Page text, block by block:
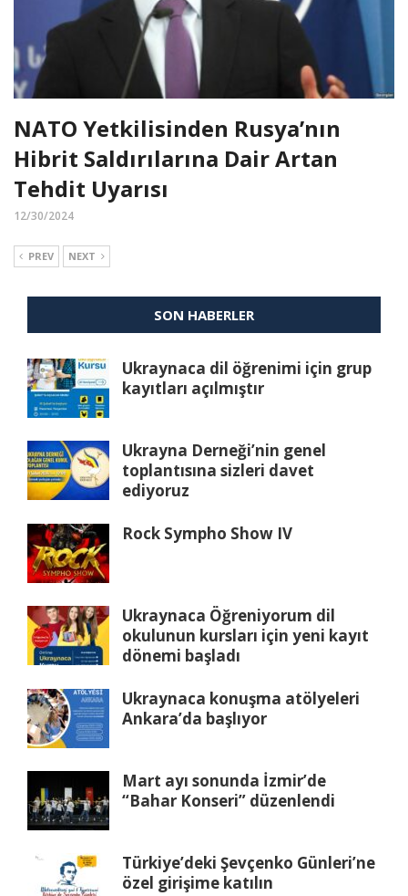
NATO Yetkilisinden Rusya’nın
Hibrit Saldırılarına Dair Artan
Tehdit Uyarısı
12/30/2024
PREV NEXT
SON HABERLER
Ukraynaca dil öğrenimi için grup
kayıtları açılmıştır
Ukrayna Derneği’nin genel
toplantısına sizleri davet
ediyoruz
Rock Sympho Show IV
Ukraynaca Öğreniyorum dil
okulunun kursları için yeni kayıt
dönemi başladı
Ukraynaca konuşma atölyeleri
Ankara’da başlıyor
Mart ayı sonunda İzmir’de
“Bahar Konseri” düzenlendi
Türkiye’deki Şevçenko Günleri’ne
özel girişime katılın